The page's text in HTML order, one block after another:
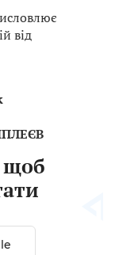
від
щоб